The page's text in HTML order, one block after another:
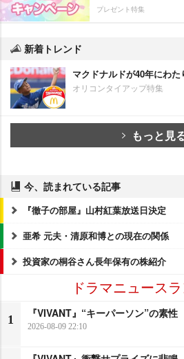
プレゼント特集
新着トレンド
マクドナルドが40年にわた
オリコンタイアップ特集
もっと見
今、読まれている記事
『徹子の部屋』山村紅葉放送日決定
亜希 元夫・清原和博との現在の関係
投資家の桐谷さん長年保有の株紹介
ドラマニュース
1
『VIVANT』“キーパーソン”の素性
2026-08-09 22:10